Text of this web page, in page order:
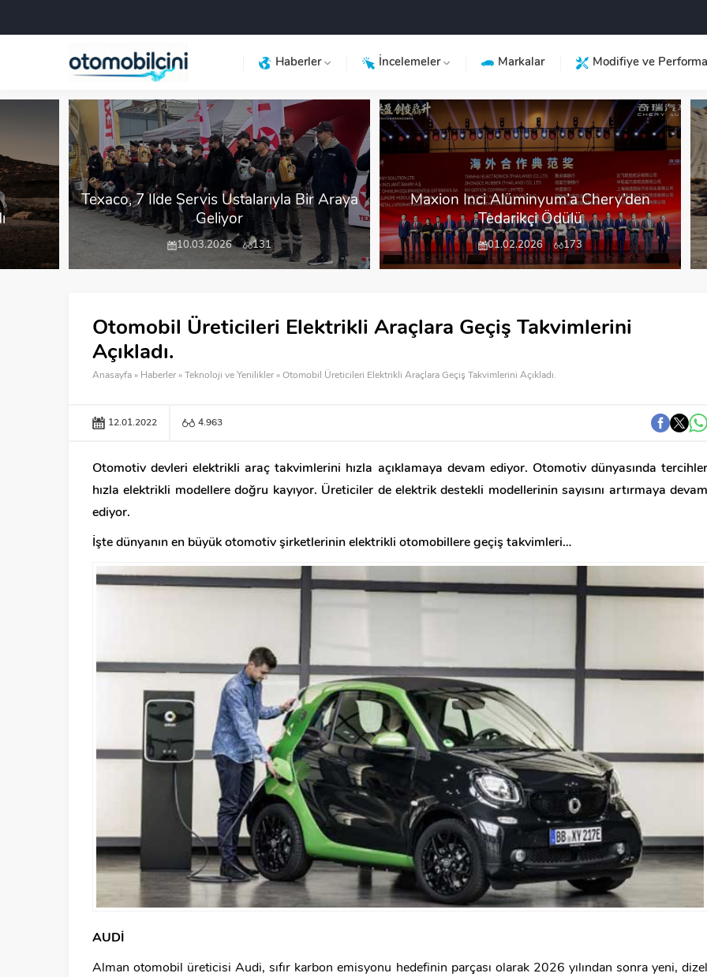
Haberler İncelemeler Markalar Modifiye ve
Texaco, 7 İlde Servis Ustalarıyla Bir Araya
Geliyor
10.03.2026 131
Maxion İnci Alüminyum’a Chery’den
Tedarikçi Ödülü
01.02.2026 173
Otomobil Üreticileri Elektrikli Araçlara Geçiş Takvimlerini
Açıkladı.
Anasayfa » Haberler » Teknoloji ve Yenilikler » Otomobil Üreticileri Elektrikli Araçlara Geçiş Takvimlerini Açıkladı.
12.01.2022 4.963
Otomotiv devleri elektrikli araç takvimlerini hızla açıklamaya devam ediyor. Otomotiv dünyasında tercihler
hızla elektrikli modellere doğru kayıyor. Üreticiler de elektrik destekli modellerinin sayısını artırmaya devam
ediyor.
İşte dünyanın en büyük otomotiv şirketlerinin elektrikli otomobillere geçiş takvimleri…
AUDİ
Alman otomobil üreticisi Audi, sıfır karbon emisyonu hedefinin parçası olarak 2026 yılından sonra yeni, dizel